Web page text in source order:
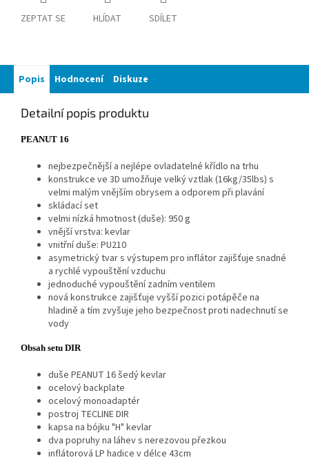
ZEPTAT SE HLÍDAT SDÍLET
Popis Hodnocení Diskuze
Detailní popis produktu
PEANUT 16
nejbezpečnější a nejlépe ovladatelné křídlo na trhu
konstrukce ve 3D umožňuje velký vztlak (16kg/35lbs) s
velmi malým vnějším obrysem a odporem při plavání
skládací set
velmi nízká hmotnost (duše): 950 g
vnější vrstva: kevlar
vnitřní duše: PU210
asymetrický tvar s výstupem pro inflátor zajišťuje snadné
a rychlé vypouštění vzduchu
jednoduché vypouštění zadním ventilem
nová konstrukce zajišťuje vyšší pozici potápěče na
hladině a tím zvyšuje jeho bezpečnost proti nadechnutí se
vody
Obsah setu DIR
duše PEANUT 16 šedý kevlar
ocelový backplate
ocelový monoadaptér
postroj TECLINE DIR
kapsa na bójku "H" kevlar
dva popruhy na láhev s nerezovou přezkou
inflátorová LP hadice vdélce 43cm